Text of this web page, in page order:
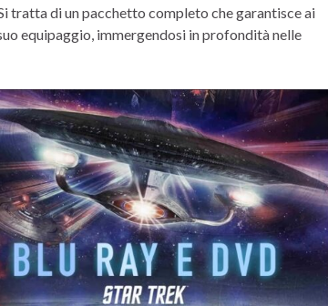
tratta di un pacchetto completo che garantisce ai
equipaggio, immergendosi in profondità nelle